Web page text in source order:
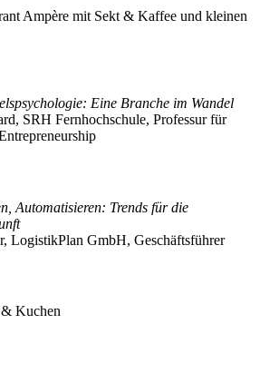
Ampère mit Sekt & Kaffee und kleinen
Eine Branche im Wandel
SRH Fernhochschule, Professur für
Automatisieren: Trends für die
LogistikPlan GmbH, Geschäftsführer
Kuchen